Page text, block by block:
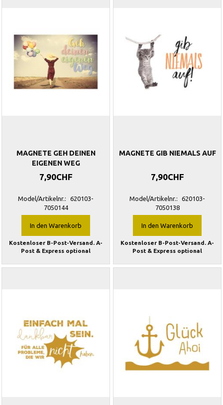
MAGNETE GEH DEINEN
EIGENEN WEG
7,90CHF
Model/Artikelnr.:
620103-
7050144
In den Warenkorb
Kostenloser B-Post-Versand. A-
Post & Express optional
MAGNETE GIB NIEMALS AUF
7,90CHF
Model/Artikelnr.:
620103-
7050138
In den Warenkorb
Kostenloser B-Post-Versand. A-
Post & Express optional